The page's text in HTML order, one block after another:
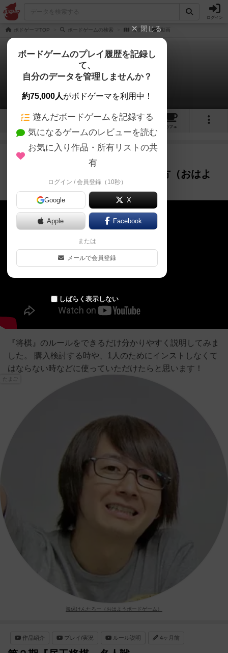
ログイン
ボドゲーマTOP ボードゲームの検索 将棋 動画
将棋
2件の動画
2 2 18
カフェ
ルール説明
『将棋』ルール説明・駒の動かし方（おはよ
うボードゲーム）
『将棋』のルールをできるだけ分かりやすく説明してみま
した。 購入検討する時や、1人のためにインストしなくて
はならない時などに使っていただけたらと思います！
海保けんたろー（おはようボードゲーム）
作品紹介 プレイ/実況 ルール説明 4ヶ月前
閉じる
ボードゲームのプレイ履歴を記録し
て、
自分のデータを管理しませんか？
約75,000人がボドゲーマを利用中！
遊んだボードゲームを記録する
気になるゲームのレビューを読む
お気に入り作品・所有リストの共
有
ログイン / 会員登録（10秒）
Google X
Apple Facebook
または
メールで会員登録
しばらく表示しない